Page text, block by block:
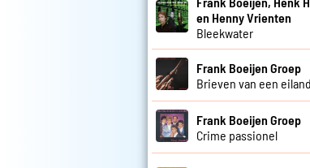
en Henny Vrienten
Bleekwater
Frank Boeijen Groep
Brieven van een eiland
Frank Boeijen Groep
Crime passionel